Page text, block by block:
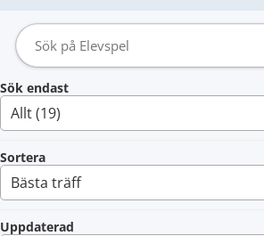
Sök endast
Sortera
Uppdaterad